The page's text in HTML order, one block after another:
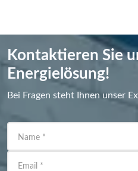
Kontaktieren Sie
Energielösung!
Bei Fragen steht Ihnen unser
Name *
Email *